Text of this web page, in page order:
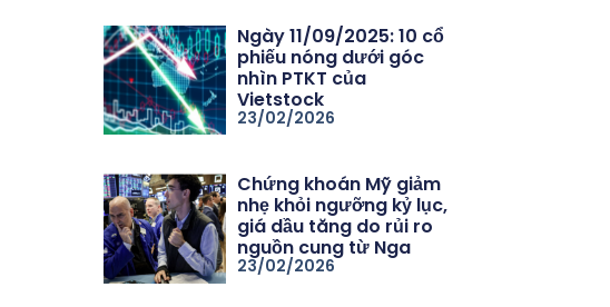
Ngày 11/09/2025: 10 cổ
phiếu nóng dưới góc
nhìn PTKT của
Vietstock
23/02/2026
Chứng khoán Mỹ giảm
nhẹ khỏi ngưỡng kỷ lục,
giá dầu tăng do rủi ro
nguồn cung từ Nga
23/02/2026